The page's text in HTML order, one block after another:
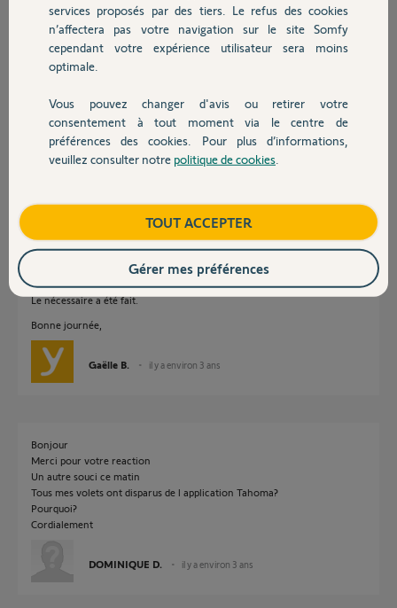
Autres produits
Devis avec un pro
Contact
Réponses
Bonsoir Dominique
Il n'y a pas de bug
C'est une box acheté dans une grande surface de bricolage ou sur
Amazon qui a été renvoyée après essai par son premier acheteur.
Le nécessaire a été fait.
Bonne journée,
Gaëlle B. il y a environ 3 ans
Bonjour
Merci pour votre reaction
Un autre souci ce matin
Tous mes volets ont disparus de l application Tahoma?
Pourquoi?
Cordialement
DOMINIQUE D. il y a environ 3 ans
services proposés par des tiers. Le refus des cookies
n’affectera pas votre navigation sur le site Somfy
cependant votre expérience utilisateur sera moins
optimale.
Vous pouvez changer d'avis ou retirer votre
consentement à tout moment via le centre de
préférences des cookies. Pour plus d’informations,
veuillez consulter notre politique de cookies
TOUT ACCEPTER
Gérer mes préférences